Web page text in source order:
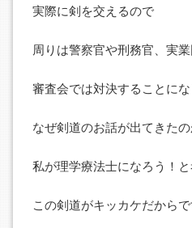
実際に剣を交えるので
周りは警察官や刑務官、実
審査会では対決することにな
なぜ剣道のお話が出てきた
私が理学療法士になろう！
この剣道がキッカケだからで